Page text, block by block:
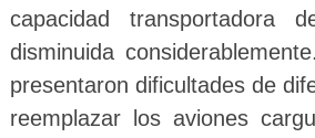
capacidad transportadora
disminuida
presentaron dificultades de
reemplazar los aviones